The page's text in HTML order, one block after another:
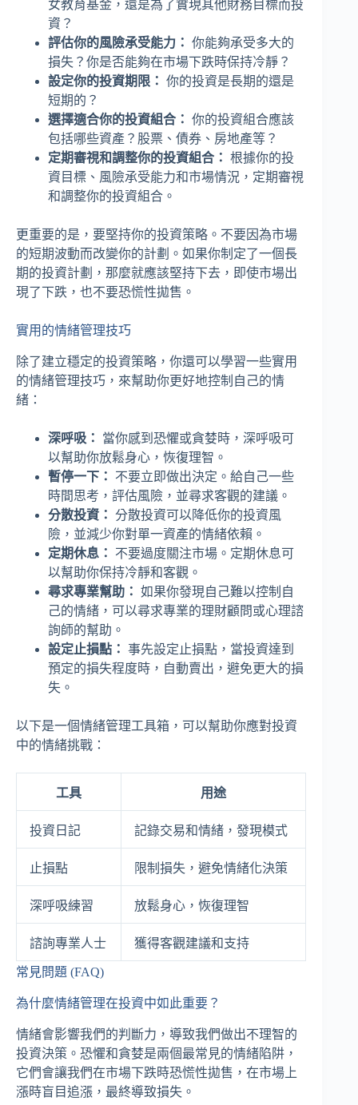
女教育基金，還是為了實現其他財務目標而投
資？
評估你的風險承受能力： 你能夠承受多大的
損失？你是否能夠在市場下跌時保持冷靜？
設定你的投資期限： 你的投資是長期的還是
短期的？
選擇適合你的投資組合： 你的投資組合應該
包括哪些資產？股票、債券、房地產等？
定期審視和調整你的投資組合： 根據你的投
資目標、風險承受能力和市場情況，定期審視
和調整你的投資組合。
更重要的是，要堅持你的投資策略。不要因為市場
的短期波動而改變你的計劃。如果你制定了一個長
期的投資計劃，那麼就應該堅持下去，即使市場出
現了下跌，也不要恐慌性拋售。
實用的情緒管理技巧
除了建立穩定的投資策略，你還可以學習一些實用
的情緒管理技巧，來幫助你更好地控制自己的情
緒：
深呼吸：
當你感到恐懼或貪婪時，深呼吸可
以幫助你放鬆身心，恢復理智。
暫停一下：
不要立即做出決定。給自己一些
時間思考，評估風險，並尋求客觀的建議。
分散投資： 分散投資可以降低你的投資風
險，並減少你對單一資產的情緒依賴。
定期休息：
不要過度關注市場。定期休息可
以幫助你保持冷靜和客觀。
尋求專業幫助： 如果你發現自己難以控制自
己的情緒，可以尋求專業的理財顧問或心理諮
詢師的幫助。
設定止損點： 事先設定止損點，當投資達到
預定的損失程度時，自動賣出，避免更大的損
失。
以下是一個情緒管理工具箱，可以幫助你應對投資
中的情緒挑戰：
工具 用途
投資日記 記錄交易和情緒，發現模式
止損點 限制損失，避免情緒化決策
深呼吸練習 放鬆身心，恢復理智
諮詢專業人士 獲得客觀建議和支持
常見問題 (FAQ)
為什麼情緒管理在投資中如此重要？
情緒會影響我們的判斷力，導致我們做出不理智的
投資決策。恐懼和貪婪是兩個最常見的情緒陷阱，
它們會讓我們在市場下跌時恐慌性拋售，在市場上
漲時盲目追漲，最終導致損失。